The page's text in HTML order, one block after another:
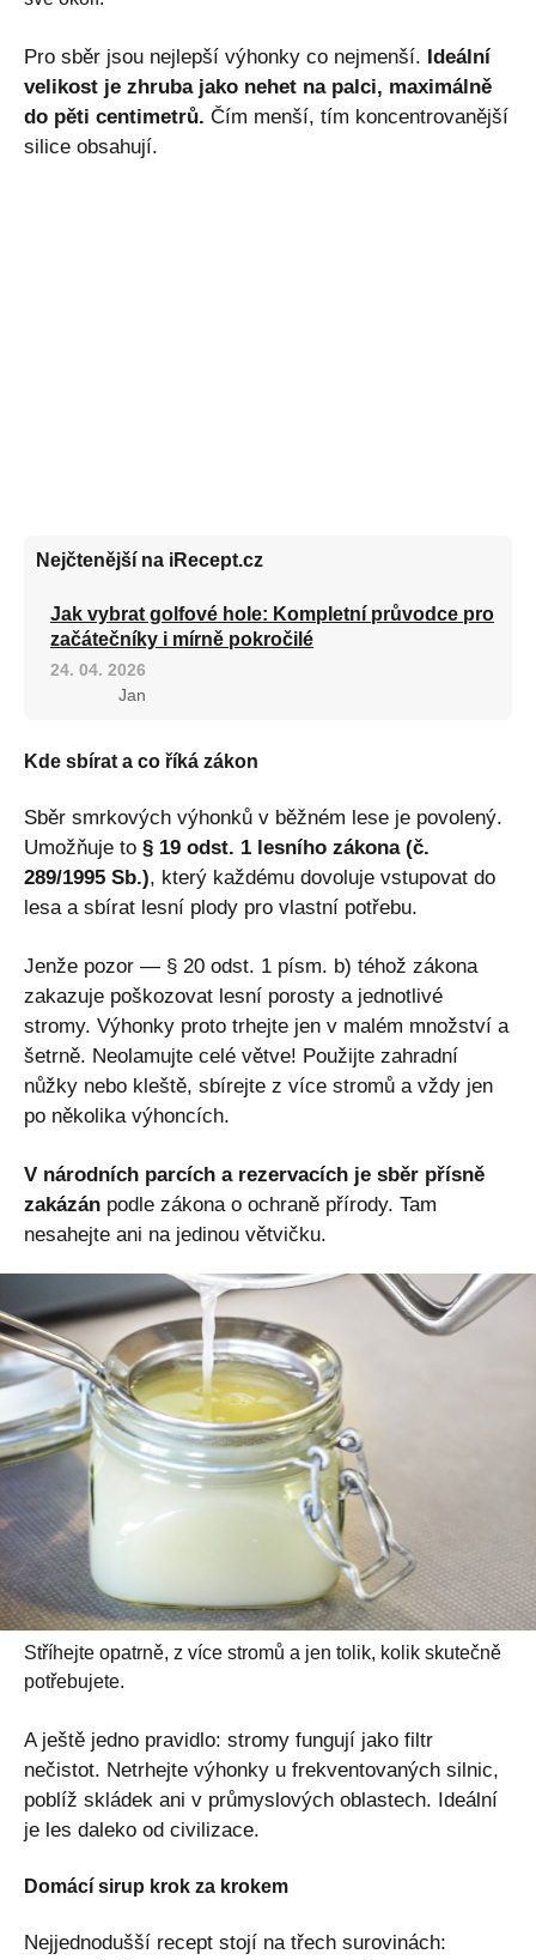
Pro sběr jsou nejlepší výhonky co nejmenší. Ideální
velikost je zhruba jako nehet na palci, maximálně
do pěti centimetrů. Čím menší, tím koncentrovanější
silice obsahují.
Nejčtenější na iRecept.cz
Jak vybrat golfové hole: Kompletní průvodce pro
začátečníky i mírně pokročilé
24. 04. 2026
Jan
Kde sbírat a co říká zákon
Sběr smrkových výhonků v běžném lese je povolený.
Umožňuje to § 19 odst. 1 lesního zákona (č.
289/1995 Sb.), který každému dovoluje vstupovat do
lesa a sbírat lesní plody pro vlastní potřebu.
Jenže pozor — § 20 odst. 1 písm. b) téhož zákona
zakazuje poškozovat lesní porosty a jednotlivé
stromy. Výhonky proto trhejte jen v malém množství a
šetrně. Neolamujte celé větve! Použijte zahradní
nůžky nebo kleště, sbírejte z více stromů a vždy jen
po několika výhoncích.
V národních parcích a rezervacích je sběr přísně
zakázán podle zákona o ochraně přírody. Tam
nesahejte ani na jedinou větvičku.
Stříhejte opatrně, z více stromů a jen tolik, kolik skutečně
potřebujete.
A ještě jedno pravidlo: stromy fungují jako filtr
nečistot. Netrhejte výhonky u frekventovaných silnic,
poblíž skládek ani v průmyslových oblastech. Ideální
je les daleko od civilizace.
Domácí sirup krok za krokem
Nejjednodušší recept stojí na třech surovinách: